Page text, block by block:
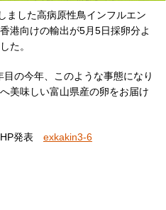
ました高病原性鳥インフルエン
港向けの輸出が5月5日採卵分よ
た。
の今年、このような事態になり
美味しい富山県産の卵をお届け
発表 exkakin3-6